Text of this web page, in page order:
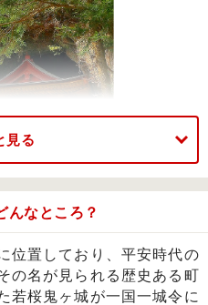
国の重要文化財「不動院岩
見る
んなところ？
位置しており、平安時代の
の名が見られる歴史ある町
若桜鬼ヶ城が一国一城令に